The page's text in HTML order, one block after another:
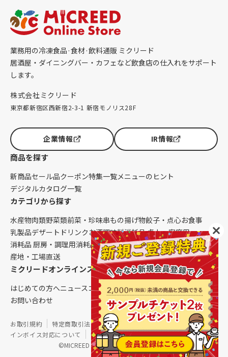
業務用の冷凍食品·食材·飲料通販 ミクリード
居酒屋・ダイニングバー・カフェなど飲食店の仕入れをサポート
します。
株式会社ミクリード
東京都新宿区西新宿2-3-1 新宿モノリス28F
企業情報 IR情報
商品を探す
新商品セール品クーポン特集一覧メニューのヒント
デジタルカタログ一覧
カテゴリから探す
水産物肉類野菜類前菜・珍味串もの揚げ物餃子・点心お食事
乳製品デザート ドリンク お酒調味料消耗品 卓上・客席用
消耗品 厨房・調理用消耗品 クレンリネス生鮮品（配送便限定）
産地・工場直送
ミクリードオンラインストアについて
はじめての方へニュースコラムご利用ガイド会社概要
お問い合わせ
©MICREED CO.,LTD. All Rights Reserved.
お取引規約 特定商取引法に基づく表記
個人情報保護方針
インボイス対応について
サイトマップ